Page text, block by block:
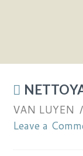
VAN LUYEN
Leave a